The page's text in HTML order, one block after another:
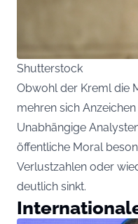
Shutterstock
Obwohl der Kreml die
mehren sich
Unabhängige
öffentliche Moral
Verlustzahlen oder
deutlich sinkt.